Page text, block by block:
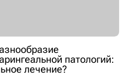
патологий:
лечение?